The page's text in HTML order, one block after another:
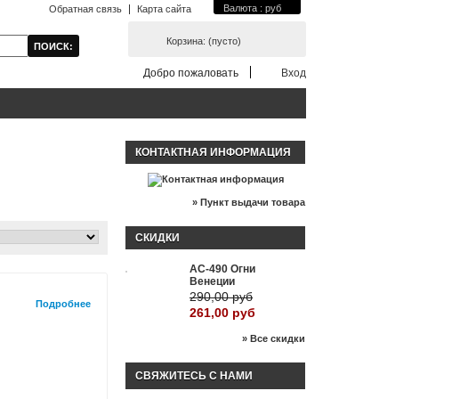
Валюта : руб
Обратная связь Карта сайта
Корзина: (пусто)
Добро пожаловать Вход
Подробнее
КОНТАКТНАЯ ИНФОРМАЦИЯ
» Пункт выдачи товара
СКИДКИ
АС-490 Огни
Венеции
290,00 руб
261,00 руб
» Все скидки
СВЯЖИТЕСЬ С НАМИ